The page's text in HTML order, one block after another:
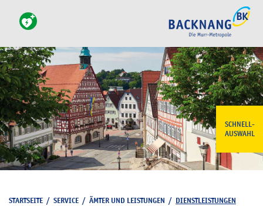
SCHNELL-
AUSWAHL
STARTSEITE / SERVICE / ÄMTER UND LEISTUNGEN / DIENSTLEISTUNGEN